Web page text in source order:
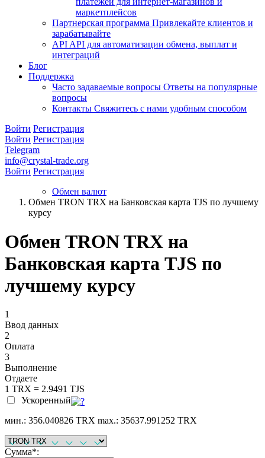
маркетплейсов
Партнерская программа Привлекайте клиентов и
зарабатывайте
API API для автоматизации обмена, выплат и
интеграций
Блог
Поддержка
Часто задаваемые вопросы Ответы на популярные
вопросы
Контакты Свяжитесь с нами удобным способом
Войти Регистрация
Войти Регистрация
Telegram
info@crystal-trade.org
Войти Регистрация
Обмен валют
Обмен TRON TRX на Банковская карта TJS по лучшему
курсу
Обмен TRON TRX на
Банковская карта TJS по
лучшему курсу
1
Ввод данных
2
Оплата
3
Выполнение
Отдаете
1 TRX = 2.9491 TJS
Ускоренный
мин.: 356.040826 TRX max.: 35637.991252 TRX
Сумма*: